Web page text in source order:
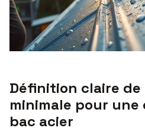
Définition claire
minimale pour
bac acier